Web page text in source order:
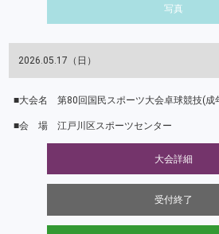
写真
2026.05.17（日）
第80回国民スポーツ大会卓球競技(成
江戸川区スポーツセンター
大会詳細
受付終了